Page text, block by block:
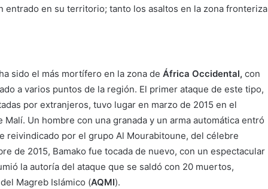
entrado en su territorio; tanto los asaltos en la zona fronteriza
sido el más mortífero en la zona de África Occidental, con
a varios puntos de la región. El primer ataque de este tipo,
por extranjeros, tuvo lugar en marzo de 2015 en el
Un hombre con una granada y un arma automática entró
reivindicado por el grupo Al Mourabitoune, del célebre
de 2015, Bamako fue tocada de nuevo, con un espectacular
la autoría del ataque que se saldó con 20 muertos,
Magreb Islámico (AQMI).